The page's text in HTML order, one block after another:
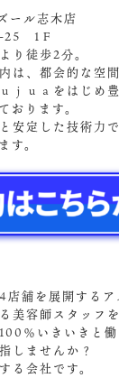
ル志木店
25 1Ｆ
り徒歩2分。
は、都会的な空
ｊｕａをはじめ
おります。
安定した技術力
す。
舗を展開するア
美容師スタッフを
％いきいきと働
しませんか？
る会社です。